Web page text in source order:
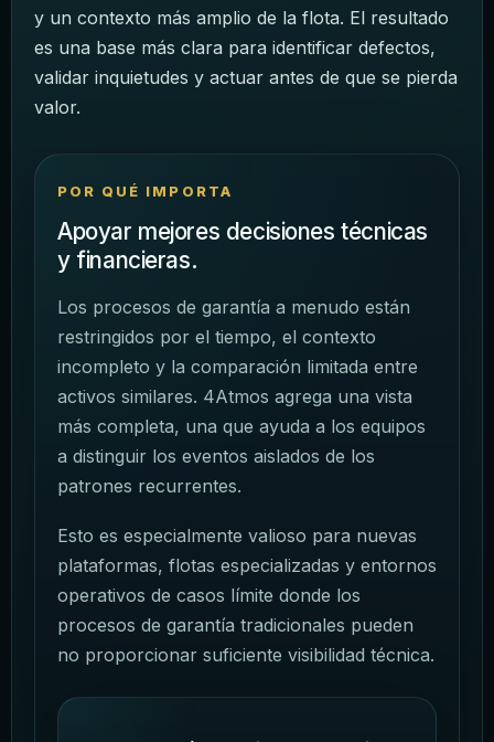
y un contexto más amplio de la flota. El resultado
es una base más clara para identificar defectos,
validar inquietudes y actuar antes de que se pierda
valor.
POR QUÉ IMPORTA
Apoyar mejores decisiones técnicas
y financieras.
Los procesos de garantía a menudo están
restringidos por el tiempo, el contexto
incompleto y la comparación limitada entre
activos similares. 4Atmos agrega una vista
más completa, una que ayuda a los equipos
a distinguir los eventos aislados de los
patrones recurrentes.
Esto es especialmente valioso para nuevas
plataformas, flotas especializadas y entornos
operativos de casos límite donde los
procesos de garantía tradicionales pueden
no proporcionar suficiente visibilidad técnica.